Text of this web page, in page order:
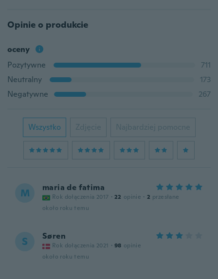
Opinie o produkcie
oceny
Pozytywne
711
Neutralny
173
Negatywne
267
Wszystko Zdjęcie Najbardziej pomocne
M maria de fatima
Rok dołączenia 2017 · 22 opinie · 2 przesłane
około roku temu
S Søren
Rok dołączenia 2021 · 98 opinie
około roku temu